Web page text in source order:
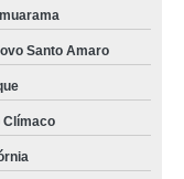
da Boa Vista
Santo Amaro
Clímaco